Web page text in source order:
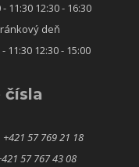
11:30 12:30 - 16:30
deň
11:30 12:30 - 15:00
čísla
+421 57 769 21 18
57 767 43 08